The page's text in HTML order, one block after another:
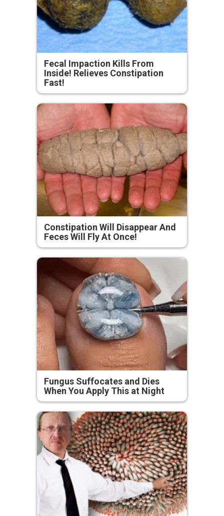
Fecal Impaction Kills From
Inside! Relieves Constipation
Fast!
Constipation Will Disappear And
Feces Will Fly At Once!
Fungus Suffocates and Dies
When You Apply This at Night